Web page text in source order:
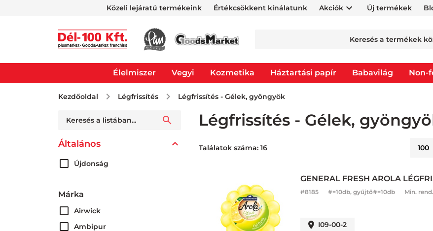
Közeli lejáratú termékeink Értékcsökkent kínálatunk Akciók Új termékek
Élelmiszer Vegyi Kozmetika Háztartási papír Babavilág Non-
Kezdőoldal Légfrissítés Légfrissítés - Gélek, gyöngyök
Légfrissítés - Gélek,
Találatok száma: 16
GENERAL FRESH AROLA
#8185 #=10db, gyűjtő#=10db Min.
I09-00-2
Általános
Újdonság
Márka
Airwick
Ambipur